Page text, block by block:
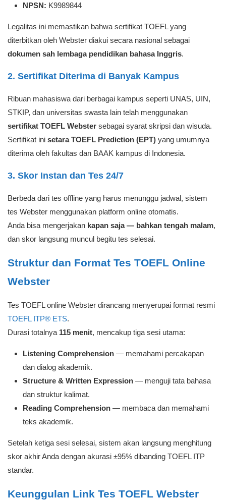
NPSN: K9989844
Legalitas ini memastikan bahwa sertifikat TOEFL yang
diterbitkan oleh Webster diakui secara nasional sebagai
dokumen sah lembaga pendidikan bahasa Inggris.
2. Sertifikat Diterima di Banyak Kampus
Ribuan mahasiswa dari berbagai kampus seperti UNAS, UIN,
STKIP, dan universitas swasta lain telah menggunakan
sertifikat TOEFL Webster sebagai syarat skripsi dan wisuda.
Sertifikat ini setara TOEFL Prediction (EPT) yang umumnya
diterima oleh fakultas dan BAAK kampus di Indonesia.
3. Skor Instan dan Tes 24/7
Berbeda dari tes offline yang harus menunggu jadwal, sistem
tes Webster menggunakan platform online otomatis.
Anda bisa mengerjakan kapan saja — bahkan tengah malam,
dan skor langsung muncul begitu tes selesai.
Struktur dan Format Tes TOEFL Online
Webster
Tes TOEFL online Webster dirancang menyerupai format resmi
TOEFL ITP® ETS.
Durasi totalnya 115 menit, mencakup tiga sesi utama:
Listening Comprehension — memahami percakapan
dan dialog akademik.
Structure & Written Expression — menguji tata bahasa
dan struktur kalimat.
Reading Comprehension — membaca dan memahami
teks akademik.
Setelah ketiga sesi selesai, sistem akan langsung menghitung
skor akhir Anda dengan akurasi ±95% dibanding TOEFL ITP
standar.
Keunggulan Link Tes TOEFL Webster